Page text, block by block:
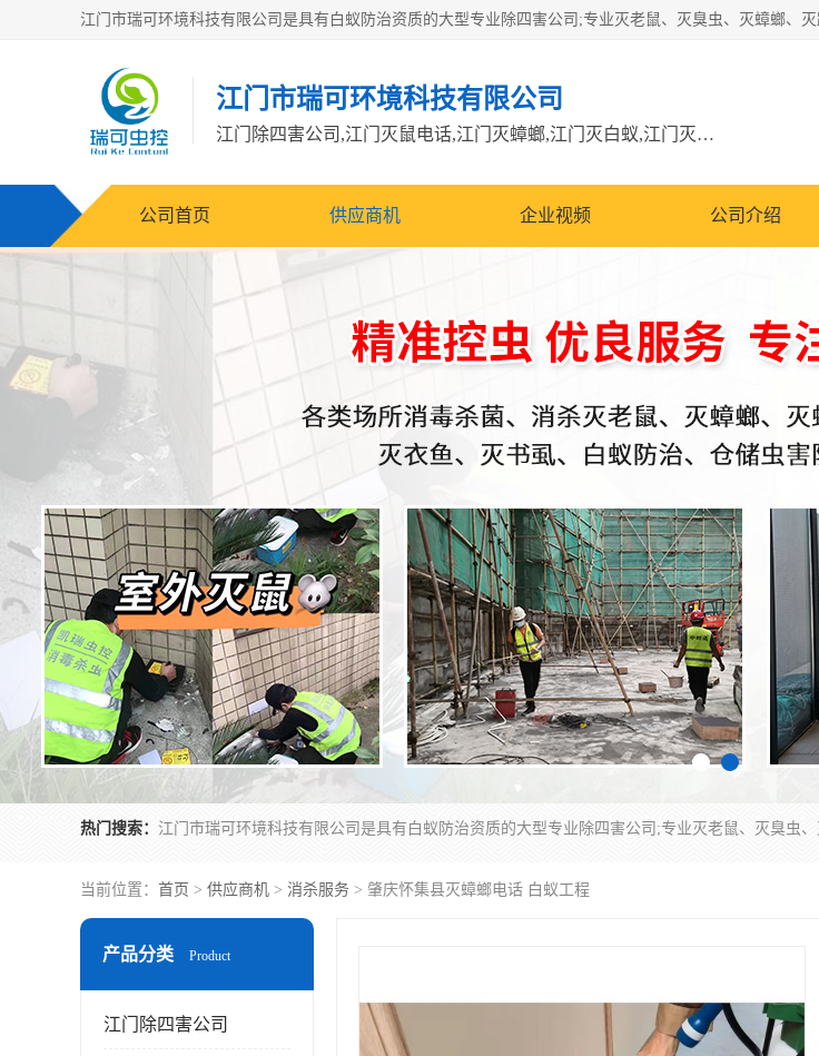
江门市瑞可环境科技有限公司
江门除四害公司,江门灭鼠电话,江门灭蟑螂,江门灭白蚁,江门灭鼠江门
公司首页 供应商机 企业视频 公司介绍
热门搜索：
当前位置： 首页 > 供应商机 > 消杀服务 > 肇庆怀集县灭蟑螂电话 白蚁工程
产品分类 Product
江门除四害公司